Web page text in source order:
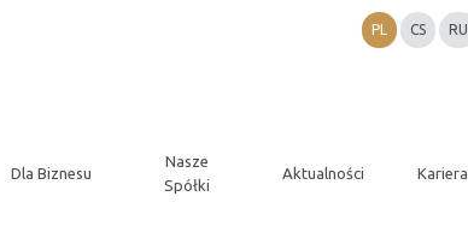
PL CS RU
Dla Biznesu
Nasze
Spółki
Aktualności Kariera